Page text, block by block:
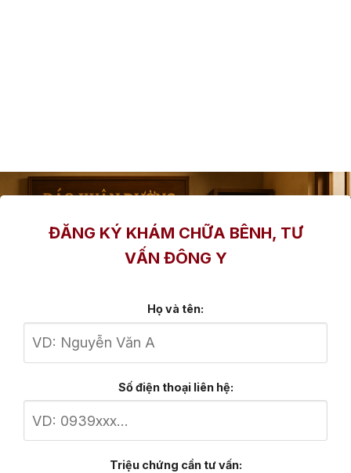
ĐĂNG KÝ KHÁM CHỮA BÊNH, TƯ
VẤN ĐÔNG Y
Họ và tên:
Số điện thoại liên hệ:
Triệu chứng cần tư vấn: